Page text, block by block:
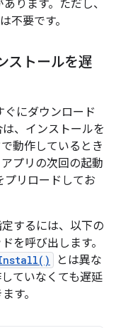
ります。ただし、
不要です。
ストールを遅
ぐにダウンロード
、インストールを
動作しているとき
プリの次回の起動
プリロードしてお
するには、以下の
を呼び出します。
とは異な
ていなくても遅延
す。